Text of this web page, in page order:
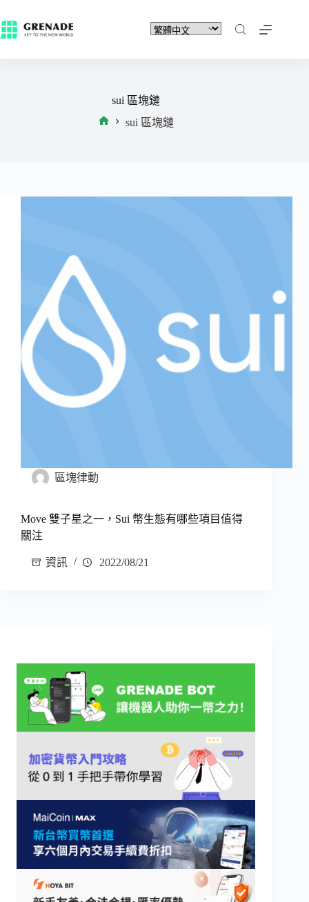
sui 區塊鏈
sui 區塊鏈
區塊律動
Move 雙子星之一，Sui 幣生態有哪些項目值得
關注
資訊 2022/08/21